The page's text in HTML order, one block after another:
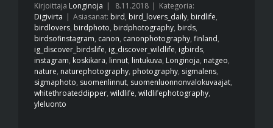
Kirjoittaja Longinoja | 8.11.2018 | Kategoria:
Digivirta | Asiasanat: bird, bird_lovers_daily, birdlife,
birdlovers, birdphoto, birdphotography, birds,
birdsofinstagram, canon, canonphotography, finland,
ig_discover_birdslife, ig_discover_wildlife, igbirds,
instagram, koskikara, linnut, lintukuva, Longinoja, natgeo,
nature, naturephotography, photography, sigmalens,
sigmaphoto, suomenlinnut, suomenluonnonvalokuvaajat,
whitethroateddipper, wildlife, wildlifephotography,
yleluonto